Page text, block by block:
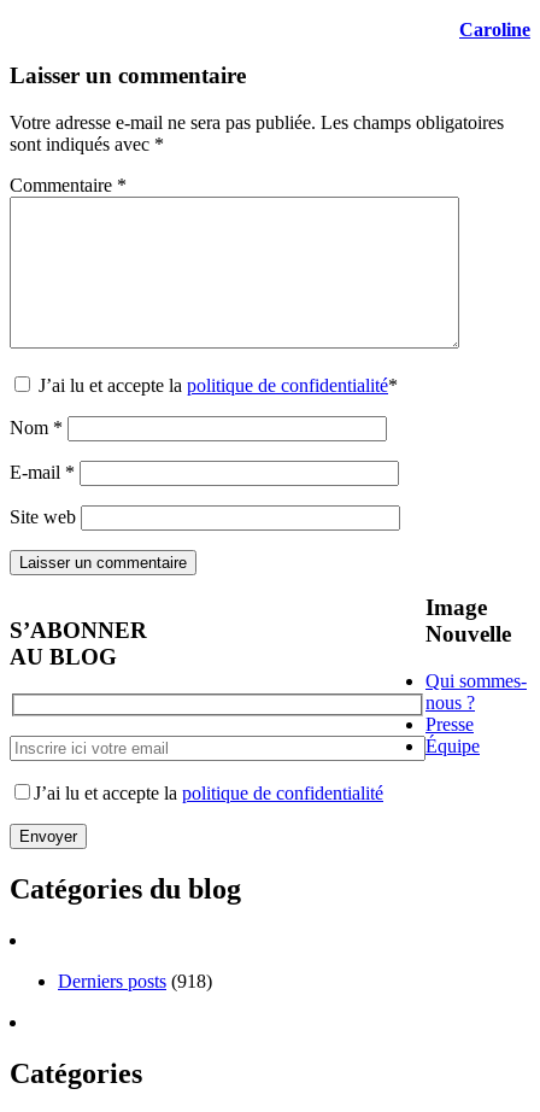
Caroline
Laisser un commentaire
Votre adresse e-mail ne sera pas publiée. Les champs obligatoires
sont indiqués avec *
Commentaire *
J’ai lu et accepte la politique de confidentialité*
Nom *
E-mail *
Site web
S’ABONNER
AU BLOG
J’ai lu et accepte la politique de confidentialité
Catégories du blog
Derniers posts (918)
Catégories
Image
Nouvelle
Qui sommes-
nous ?
Presse
Équipe